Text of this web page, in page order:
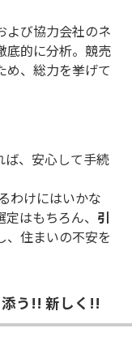
よび協力会社のネ
底的に分析。競売
め、総力を挙げて
ば、安心して手続
わけにはいかな
はもちろん、 引
、住まいの不安を
う!! 新しく!!